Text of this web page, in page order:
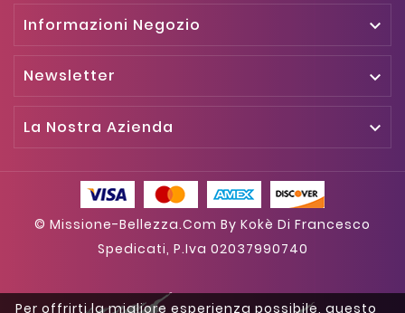
Per offrirti la migliore esperienza possibile, questo
Informazioni Negozio 
Newsletter 
La Nostra Azienda 
© Missione-Bellezza.com By Kokè Di Francesco
Spedicati, P.iva 02037990740